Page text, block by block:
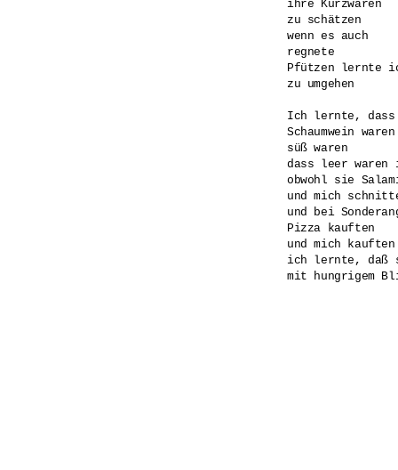
ihre Kurzwaren
zu schätzen
wenn es auch
regnete
Pfützen lernte
zu umgehen
Ich lernte, dass
Schaumwein waren
süß waren
dass leer waren
obwohl sie
und mich
und bei
Pizza kauften
und mich kauften
ich lernte, daß
mit hungrigem